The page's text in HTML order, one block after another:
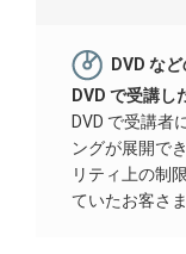
DVD な
DVD で受講し
DVD で受講者
ングが展開で
リティ上の制
ていたお客さ